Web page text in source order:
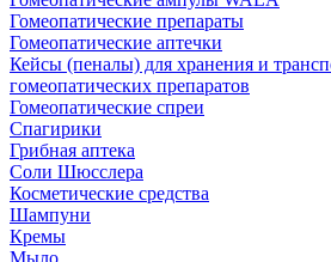
Гомеопатические препараты
Гомеопатические аптечки
Кейсы (пеналы) для хранения и
гомеопатических препаратов
Гомеопатические спреи
Спагирики
Грибная аптека
Соли Шюсслера
Косметические средства
Шампуни
Кремы
Мыло